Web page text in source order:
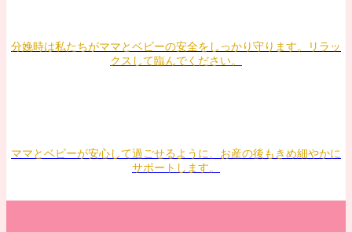
分娩時は私たちがママとベビーの安全をしっかり守ります。リラッ
クスして臨んでください。
ママとベビーが安心して過ごせるように、お産の後もきめ細やかに
サポートします。